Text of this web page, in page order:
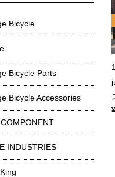
Bicycle
Bicycle Parts
Bicycle Accessories
COMPONENT
INDUSTRIES